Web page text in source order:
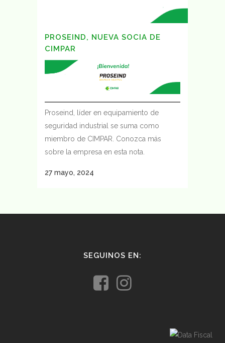
PROSEIND, NUEVA SOCIA DE
CIMPAR
Proseind, líder en equipamiento de
seguridad industrial se suma como
miembro de CIMPAR. Conozca más
sobre la empresa en esta nota.
27 mayo, 2024
SEGUINOS EN: